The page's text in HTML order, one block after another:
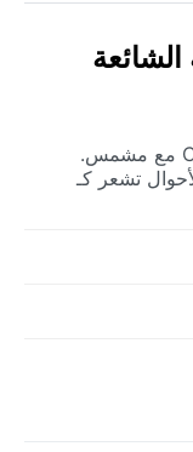
الآن في كنجه، أذربيجان، الطقس هو 25°C مع مشمس.
4 كم/س. الأحوال تشعر كـ